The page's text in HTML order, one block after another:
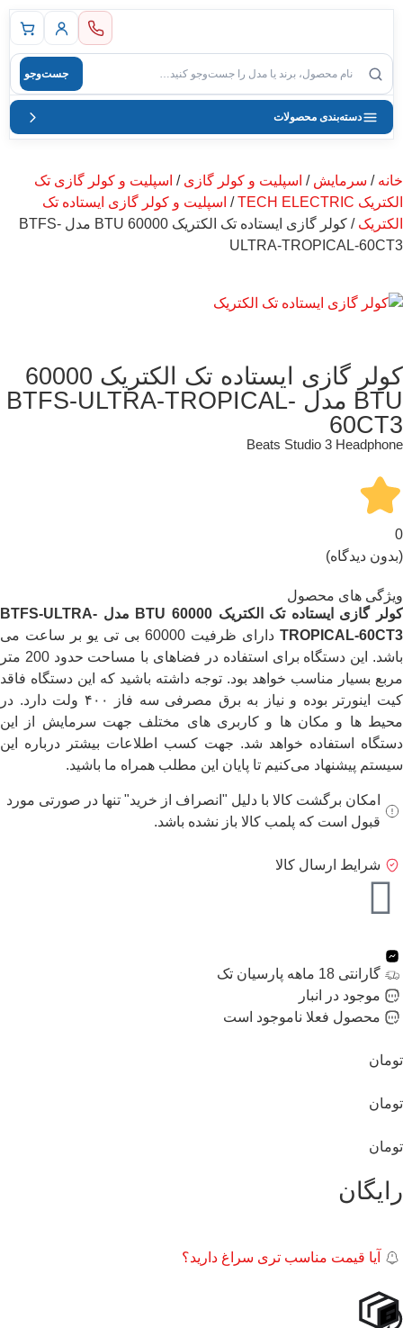
جست‌وجو
دسته‌بندی محصولات
خانه / سرمایش / اسپلیت و کولر گازی / اسپلیت و کولر گازی تک
الکتریک TECH ELECTRIC
/ اسپلیت و کولر گازی ایستاده تک
الکتریک
/ کولر گازی ایستاده تک الکتریک 60000 BTU مدل BTFS-
ULTRA-TROPICAL-60CT3
کولر گازی ایستاده تک الکتریک 60000
BTU مدل BTFS-ULTRA-TROPICAL-
60CT3
Beats Studio 3 Headphone
0
(بدون دیدگاه)
ویژگی های محصول
کولر گازی ایستاده تک الکتریک 60000
BTU مدل BTFS-ULTRA-
TROPICAL-60CT3
دارای ظرفیت 60000 بی تی یو بر ساعت می
باشد. این دستگاه برای استفاده در فضاهای با مساحت حدود 200 متر
مربع بسیار مناسب خواهد بود. توجه داشته باشید که این دستگاه فاقد
کیت اینورتر بوده و نیاز به برق مصرفی سه فاز ۴۰۰ ولت دارد. در
محیط ها و مکان ها و کاربری های مختلف جهت سرمایش از این
دستگاه استفاده خواهد شد. جهت کسب اطلاعات بیشتر درباره این
سیستم پیشنهاد می‌کنیم تا پایان این مطلب همراه ما باشید.
امکان برگشت کالا با دلیل "انصراف از خرید" تنها در صورتی مورد
قبول است که پلمب کالا باز نشده باشد.
شرایط ارسال کالا
گارانتی 18 ماهه پارسیان تک
موجود در انبار
محصول فعلا ناموجود است
تومان
تومان
تومان
رایگان
آیا قیمت مناسب تری سراغ دارید؟